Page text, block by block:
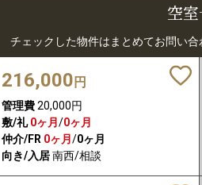
空
チェックした物件はまとめてお問い
216,000 円
管理費20,000円
敷/礼 0ヶ月 /0ヶ月
仲介/FR 0ヶ月 /0ヶ月
向き/入居南西/相談